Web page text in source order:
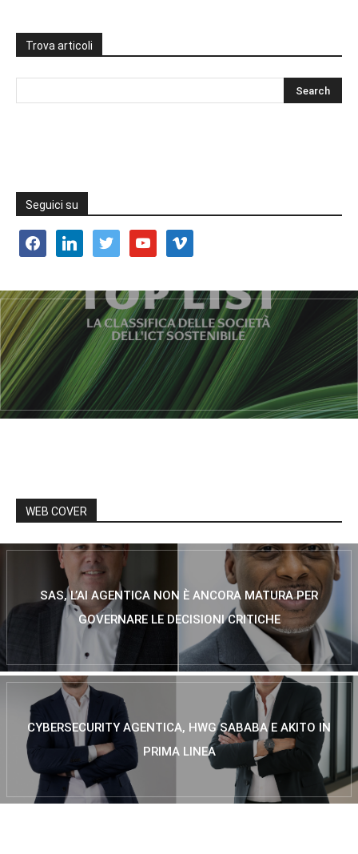
Trova articoli
Seguici su
facebooklinkedin twitter youtube vimeo
WEB COVER
SAS, L’AI AGENTICA NON È ANCORA MATURA PER
GOVERNARE LE DECISIONI CRITICHE
CYBERSECURITY AGENTICA, HWG SABABA E AKITO IN
PRIMA LINEA